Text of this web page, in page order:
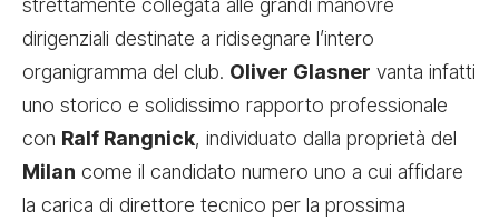
strettamente collegata alle grandi manovre
dirigenziali destinate a ridisegnare l’intero
organigramma del club. Oliver Glasner vanta infatti
uno storico e solidissimo rapporto professionale
con Ralf Rangnick, individuato dalla proprietà del
Milan come il candidato numero uno a cui affidare
la carica di direttore tecnico per la prossima